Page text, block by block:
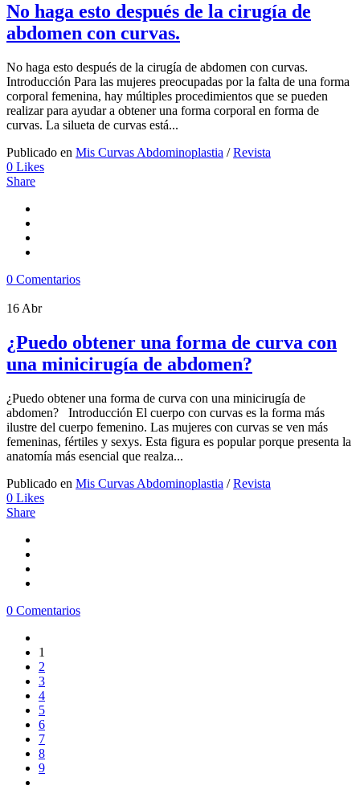
No haga esto después de la cirugía de
abdomen con curvas.
No haga esto después de la cirugía de abdomen con curvas.
Introducción Para las mujeres preocupadas por la falta de una forma
corporal femenina, hay múltiples procedimientos que se pueden
realizar para ayudar a obtener una forma corporal en forma de
curvas. La silueta de curvas está...
Publicado en Mis Curvas Abdominoplastia /Revista
0 Likes
Share
0 Comentarios
16 Abr
¿Puedo obtener una forma de curva con
una minicirugía de abdomen?
¿Puedo obtener una forma de curva con una minicirugía de
abdomen? Introducción El cuerpo con curvas es la forma más
ilustre del cuerpo femenino. Las mujeres con curvas se ven más
femeninas, fértiles y sexys. Esta figura es popular porque presenta la
anatomía más esencial que realza...
Publicado en Mis Curvas Abdominoplastia /Revista
0 Likes
Share
0 Comentarios
1
2
3
4
5
6
7
8
9